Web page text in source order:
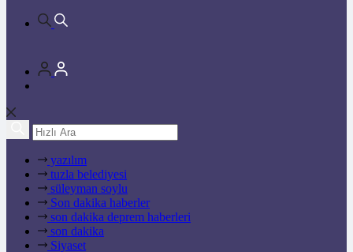
yazılım
tuzla belediyesi
süleyman soylu
Son dakika haberler
son dakika deprem haberleri
son dakika
Siyaset